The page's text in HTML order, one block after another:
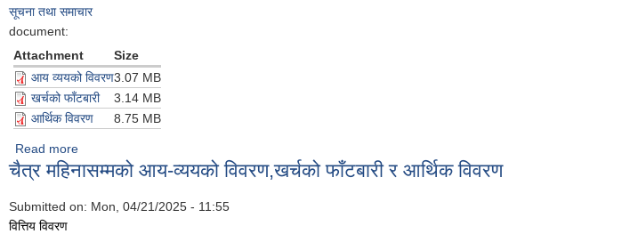
सूचना तथा समाचार
document:
Attachment
Size
आय व्ययको विवरण3.07 MB
खर्चको फाँटबारी
3.14 MB
आर्थिक विवरण
8.75 MB
Read more
चैत्र महिनासम्मको आय-व्ययको विवरण,खर्चको फाँटबारी र आर्थिक विवरण
Submitted on: Mon, 04/21/2025 - 11:55
वित्तिय विवरण